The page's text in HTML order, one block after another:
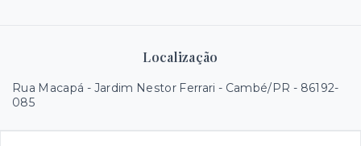
Localização
Rua Macapá - Jardim Nestor Ferrari - Cambé/PR - 86192-
085